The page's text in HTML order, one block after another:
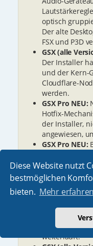
Diese Website nutzt
bestmöglichen
bieten. Mehr erfahren
optisch
Der alte
FSX und P3D
GSX (alle
Der Installer
und der Kern-
Cloudflare-
werden.
GSX Pro NEU:
Hotfix-
der Installer,
angewiesen,
GSX Pro NEU:
Dritte Auswahl
eigene
erlaubt
zu spawnen,
sodass die
während die
weiterläuft.